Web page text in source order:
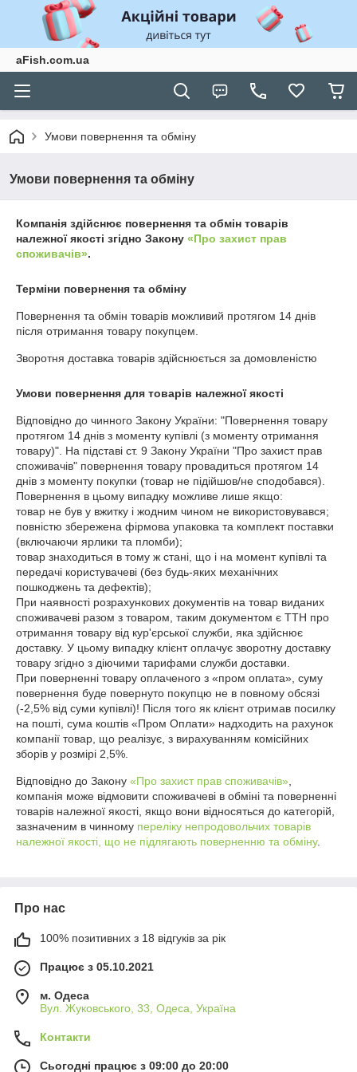
aFish.com.ua
Умови повернення та обміну
Умови повернення та обміну
Компанія здійснює повернення та обмін товарів
належної якості згідно Закону «Про захист прав
споживачів».
Терміни повернення та обміну
Повернення та обмін товарів можливий протягом 14 днів
після отримання товару покупцем.
Зворотня доставка товарів здійснюється за домовленістю
Умови повернення для товарів належної якості
Відповідно до чинного Закону України: "Повернення товару
протягом 14 днів з моменту купівлі (з моменту отримання
товару)". На підставі ст. 9 Закону України "Про захист прав
споживачів" повернення товару провадиться протягом 14
днів з моменту покупки (товар не підійшов/не сподобався).
Повернення в цьому випадку можливе лише якщо:
товар не був у вжитку і жодним чином не використовувався;
повністю збережена фірмова упаковка та комплект поставки
(включаючи ярлики та пломби);
товар знаходиться в тому ж стані, що і на момент купівлі та
передачі користувачеві (без будь-яких механічних
пошкоджень та дефектів);
При наявності розрахункових документів на товар виданих
споживачеві разом з товаром, таким документом є ТТН про
отримання товару від кур'єрської служби, яка здійснює
доставку. У цьому випадку клієнт оплачує зворотну доставку
товару згідно з діючими тарифами служби доставки.
При поверненні товару оплаченого з «пром оплата», суму
повернення буде повернуто покупцю не в повному обсязі
(-2,5% від суми купівлі)! Після того як клієнт отримав посилку
на пошті, сума коштів «Пром Оплати» надходить на рахунок
компанії товар, що реалізує, з вирахуванням комісійних
зборів у розмірі 2,5%.
Відповідно до Закону «Про захист прав споживачів»
компанія може відмовити споживачеві в обміні та поверненні
товарів належної якості, якщо вони відносяться до категорій,
зазначеним в чинному переліку непродовольчих товарів
належної якості, що не підлягають поверненню та обміну.
Про нас
100% позитивних з 18 відгуків за рік
Працює з 05.10.2021
м. Одеса
Вул. Жуковського, 33, Одеса, Україна
Контакти
Сьогодні працює з 09:00 до 20:00